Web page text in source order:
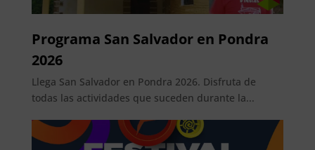
Programa San Salvador en Pondra
2026
Llega San Salvador en Pondra 2026. Disfruta de
todas las actividades que suceden durante la...